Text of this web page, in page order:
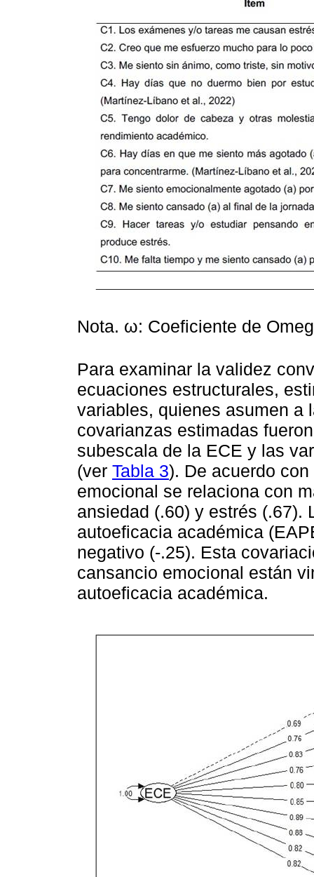
Nota. ω: Coeficiente de
Para examinar la validez
ecuaciones estructurales,
variables, quienes asumen a
covarianzas estimadas
subescala de la ECE y las
(ver Tabla 3). De acuerdo
emocional se relaciona con
ansiedad (.60) y estrés (.67).
autoeficacia académica
negativo (-.25). Esta
cansancio emocional están
autoeficacia académica.